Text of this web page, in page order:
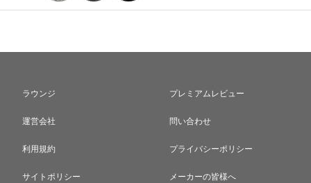
ラウンジ プレミアムレビュー
運営会社 問い合わせ
利用規約 プライバシーポリシー
サイトポリシー メーカーの皆様へ